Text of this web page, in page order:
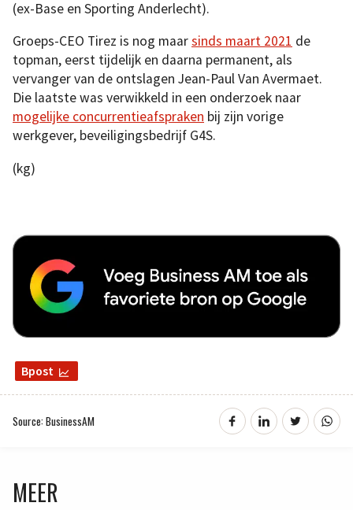
(ex-Base en Sporting Anderlecht).
Groeps-CEO Tirez is nog maarsinds maart 2021 de
topman, eerst tijdelijk en daarna permanent, als
vervanger van de ontslagen Jean-Paul Van Avermaet.
Die laatste was verwikkeld in een onderzoek naar
mogelijke concurrentieafspraken bij zijn vorige
werkgever, beveiligingsbedrijf G4S.
(kg)
Bpost
Source: BusinessAM
MEER